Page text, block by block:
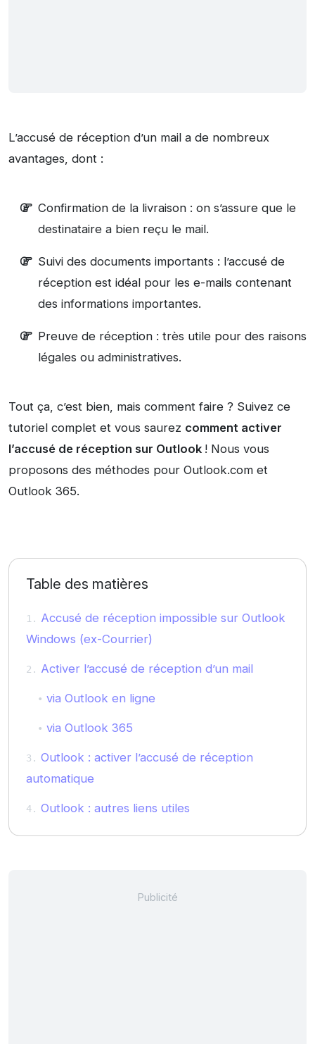
L’accusé de réception d’un mail a de nombreux
avantages, dont :
Confirmation de la livraison : on s’assure que le
destinataire a bien reçu le mail.
Suivi des documents importants : l’accusé de
réception est idéal pour les e-mails contenant
des informations importantes.
Preuve de réception : très utile pour des raisons
légales ou administratives.
Tout ça, c’est bien, mais comment faire ? Suivez ce
tutoriel complet et vous saurez comment activer
l’accusé de réception sur Outlook ! Nous vous
proposons des méthodes pour Outlook.com et
Outlook 365.
Table des matières
Accusé de réception impossible sur Outlook
Windows (ex-Courrier)
Activer l’accusé de réception d’un mail
via Outlook en ligne
via Outlook 365
Outlook : activer l’accusé de réception
automatique
Outlook : autres liens utiles